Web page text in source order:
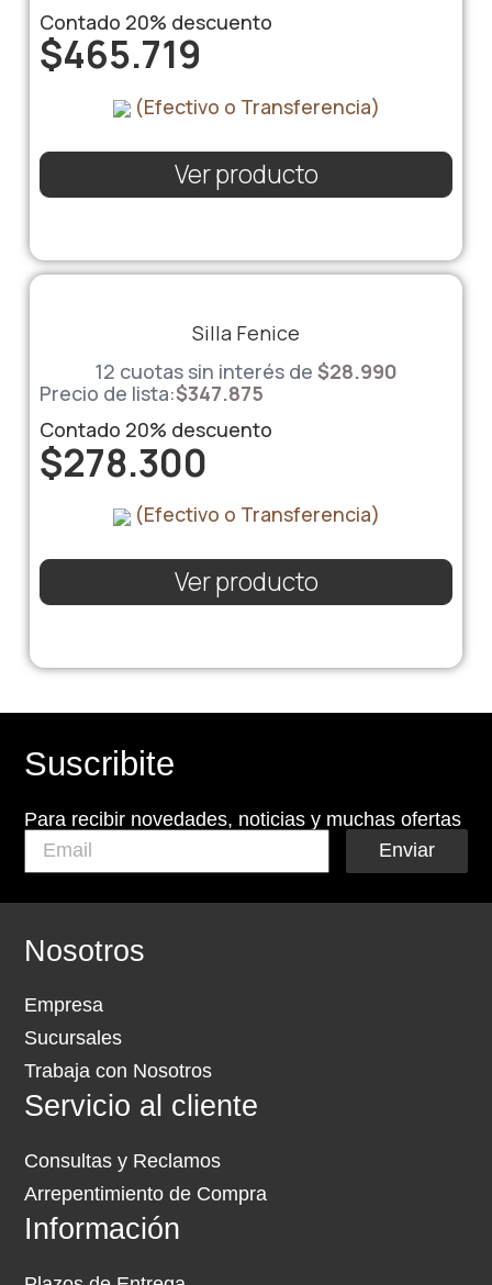
Contado 20% descuento
$465.719
(Efectivo o Transferencia)
Ver producto
Silla Fenice
12 cuotas sin interés de $28.990
Precio de lista:$347.875
Contado 20% descuento
$278.300
(Efectivo o Transferencia)
Ver producto
Suscribite
Para recibir novedades, noticias y muchas ofertas
Enviar
Nosotros
Empresa
Sucursales
Trabaja con Nosotros
Servicio al cliente
Consultas y Reclamos
Arrepentimiento de Compra
Información